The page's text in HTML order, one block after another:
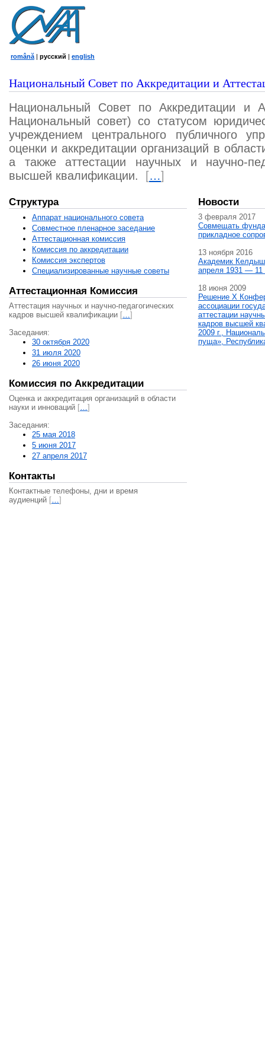
română | русский | english
Национальный Совет по Аккредитации и
Национальный Совет по Аккредитации и
Национальный совет) со статусом
учреждением центрального публичного
оценки и аккредитации организаций в
а также аттестации научных и научно-
высшей квалификации.
[…]
Структура
Аппарат национального совета
Совместное пленарное заседание
Аттестационная комисcия
Комиссия по аккредитации
Комиссия экспертов
Специализированные научные советы
Аттестационная Комиссия
Аттестация научных и научно-педагогических
кадров высшей квалификации […]
Заседания:
30 октября 2020
31 июля 2020
26 июня 2020
Комиссия по Аккредитации
Оценка и аккредитация организаций в области
науки и инноваций […]
Заседания:
25 мая 2018
5 июня 2017
27 апреля 2017
Контакты
Контактные телефоны, дни и время
аудиенций […]
Новости
3 февраля 2017
Совмещать
прикладное
13 ноября 2016
Академик
апреля 1931 — 11
18 июня 2009
Решение X
ассоциации
аттестации
кадров высшей
2009 г.,
пуща»,